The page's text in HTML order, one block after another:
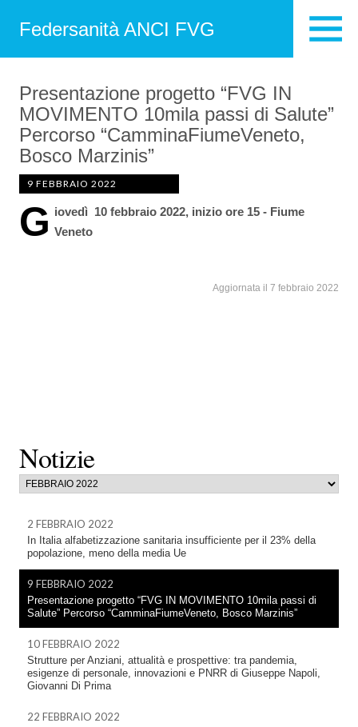
Federsanità ANCI FVG
Notizie
2 FEBBRAIO 2022
In Italia alfabetizzazione sanitaria insufficiente per il 23% della
popolazione, meno della media Ue
9 FEBBRAIO 2022
Presentazione progetto “FVG IN MOVIMENTO 10mila passi di
Salute” Percorso “CamminaFiumeVeneto, Bosco Marzinis”
10 FEBBRAIO 2022
Strutture per Anziani, attualità e prospettive: tra pandemia,
esigenze di personale, innovazioni e PNRR di Giuseppe Napoli,
Giovanni Di Prima
22 FEBBRAIO 2022
Presentazione progetto “FVG IN
MOVIMENTO 10mila passi di Salute”
Percorso “CamminaFiumeVeneto,
Bosco Marzinis”
9 FEBBRAIO 2022
G iovedì 10 febbraio 2022, inizio ore 15 - Fiume
Veneto
Aggiornata il 7 febbraio 2022